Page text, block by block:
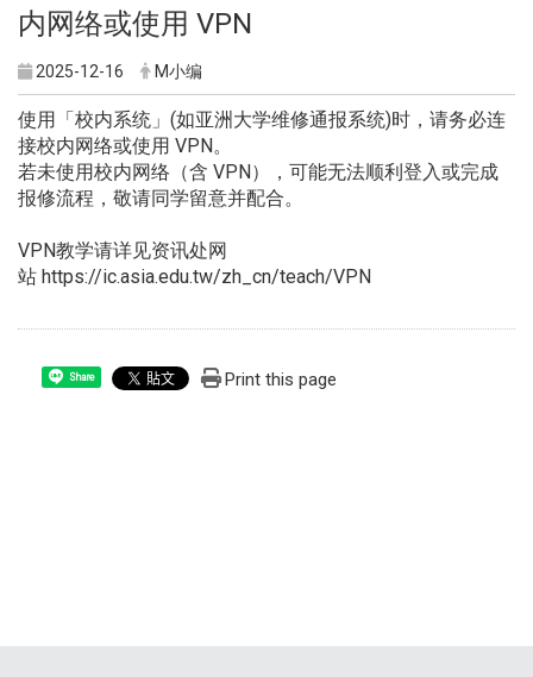
内网络或使用 VPN
2025-12-16 M小编
使用「校内系统」(如亚洲大学维修通报系统)时，请务必连
接校内网络或使用 VPN。
若未使用校内网络（含 VPN），可能无法顺利登入或完成
报修流程，敬请同学留意并配合。
VPN教学请详见资讯处网
站 https://ic.asia.edu.tw/zh_cn/teach/VPN
Share Print this page